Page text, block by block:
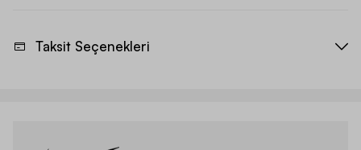
Taksit Seçenekleri